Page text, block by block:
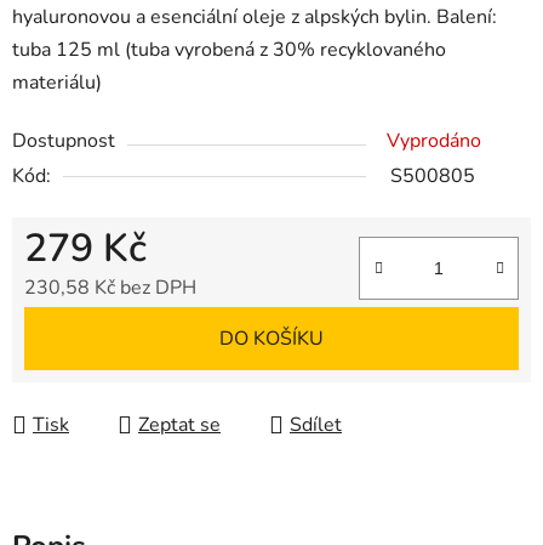
hyaluronovou a esenciální oleje z alpských bylin. Balení:
tuba 125 ml (tuba vyrobená z 30% recyklovaného
materiálu)
Dostupnost
Vyprodáno
Kód:
S500805
279 Kč
230,58 Kč bez DPH
DO KOŠÍKU
Tisk Zeptat se Sdílet